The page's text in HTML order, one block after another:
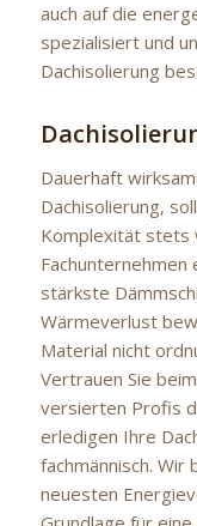
auch auf die
spezialisiert und
Dachisolierung
Dauerhaft
Dachisolierung,
Komplexität stets
Fachunternehmen
stärkste
Wärmeverlust
Material nicht
Vertrauen Sie
versierten Profis
erledigen Ihre
fachmännisch. Wir
neuesten